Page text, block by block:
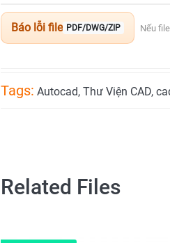
Báo lỗi file PDF/DWG/ZIP Nếu
Tags: Autocad, Thư Viện CAD,
Related Files